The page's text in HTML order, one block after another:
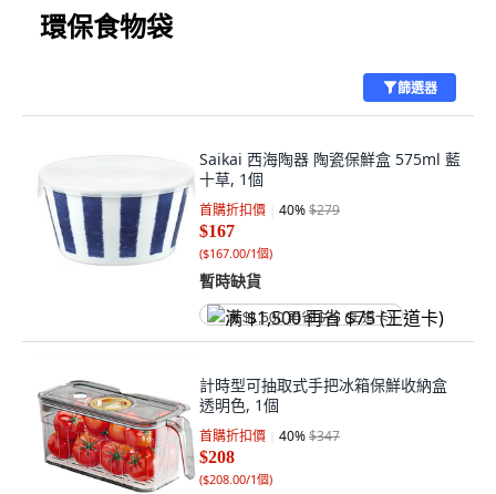
環保食物袋
篩選器
Saikai 西海陶器 陶瓷保鮮盒 575ml 藍
十草, 1個
首購折扣價 40%$279
$167
($167.00/1個)
暫時缺貨
满 $1,500 再省 $75 (王道卡)
計時型可抽取式手把冰箱保鮮收納盒
透明色, 1個
首購折扣價 40%$347
$208
($208.00/1個)